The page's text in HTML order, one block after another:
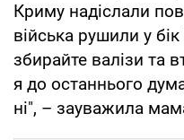
Криму надіслали
війська рушили у
збирайте валізи та
я до останнього
ні", – зауважила